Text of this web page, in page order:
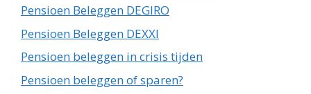
Pensioen Beleggen DEGIRO
Pensioen Beleggen DEXXI
Pensioen beleggen in crisis tijden
Pensioen beleggen of sparen?